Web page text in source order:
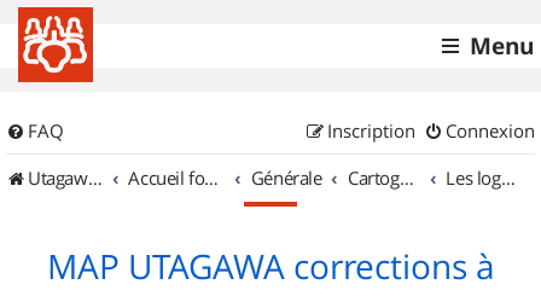
Menu
FAQ Connexion
Inscription
UtagawaVTT (Randos VTT et VTTAE avec traces GPS)
Accueil forum Générale Cartographie et GPS Les logiciels
MAP UTAGAWA corrections à